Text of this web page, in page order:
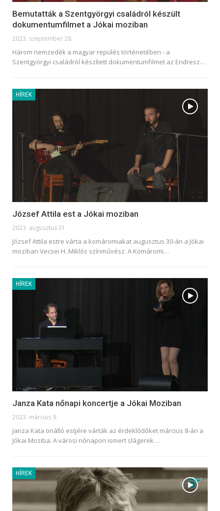
Bemutatták a Szentgyörgyi családról készült
dokumentumfilmet a Jókai moziban
2023. szeptember 28.
Három nemzedék a magyar repülés történetében - a
Szentgyörgyi családról készített dokumentumfilmet az Endresz…
HÍREK
József Attila est a Jókai moziban
2023. augusztus 31.
József Attila estre várta a komáromiakat augusztus 30-án a Jókai
moziban Vecsei H. Miklós színművész. A Komáromi…
HÍREK
Janza Kata nőnapi koncertje a Jókai Moziban
2023. március 9.
Janza Kata önálló estjére várták az érdeklődőket március 8-án a
Jókai Moziba. A városi nőnapon ismert slágerek…
HÍREK